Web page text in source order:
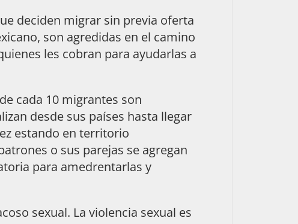
deciden migrar sin previa oferta
son agredidas en el camino
les cobran para ayudarlas a
cada 10 migrantes son
desde sus países hasta llegar
estando en territorio
o sus parejas se agregan
para amedrentarlas y
sexual. La violencia sexual es